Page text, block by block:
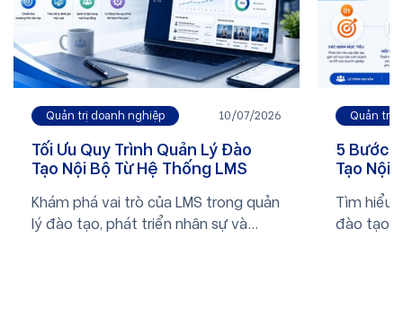
Quản trị doanh nghiệp 10/07/2026
Tối Ưu Quy Trình Quản Lý Đào
Tạo Nội Bộ Từ Hệ Thống LMS
Khám phá vai trò của LMS trong quản
lý đào tạo, phát triển nhân sự và
Quản trị
5 Bước
Tạo Nội
Tìm hiểu
đào tạo